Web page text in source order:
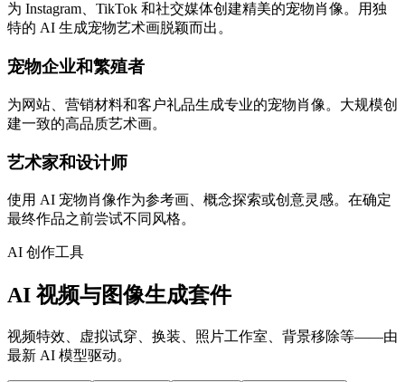
为 Instagram、TikTok 和社交媒体创建精美的宠物肖像。用独
特的 AI 生成宠物艺术画脱颖而出。
宠物企业和繁殖者
为网站、营销材料和客户礼品生成专业的宠物肖像。大规模创
建一致的高品质艺术画。
艺术家和设计师
使用 AI 宠物肖像作为参考画、概念探索或创意灵感。在确定
最终作品之前尝试不同风格。
AI 创作工具
AI 视频与图像生成套件
视频特效、虚拟试穿、换装、照片工作室、背景移除等——由
最新 AI 模型驱动。